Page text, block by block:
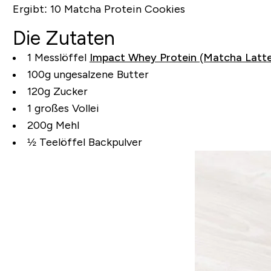
Ergibt: 10 Matcha Protein Cookies
Die Zutaten
1 Messlöffel Impact Whey Protein (Matcha
100g ungesalzene Butter
120g Zucker
1 großes Vollei
200g Mehl
½ Teelöffel Backpulver